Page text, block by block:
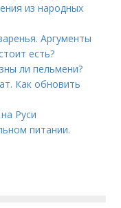
из народных
Аргументы
есть?
ли пельмени?
Как обновить
Руси
питании.